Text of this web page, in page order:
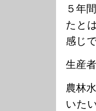
５年
たと
感じ
生産
農林
いたい